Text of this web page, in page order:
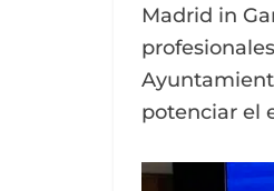
Madrid in
potenciar el